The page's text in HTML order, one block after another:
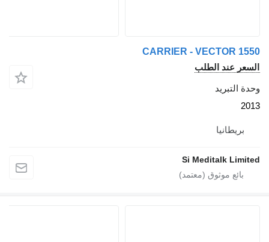
CARRIER - VECTOR
عند الطلب
Si Meditalk